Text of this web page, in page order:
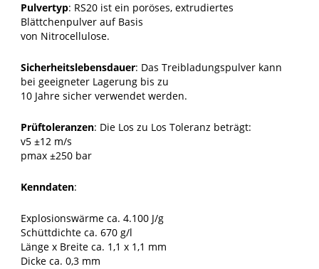
Pulvertyp: RS20 ist ein poröses, extrudiertes
Blättchenpulver auf Basis
von Nitrocellulose.
Sicherheitslebensdauer: Das Treibladungspulver kann
bei geeigneter Lagerung bis zu
10 Jahre sicher verwendet werden.
Prüftoleranzen: Die Los zu Los Toleranz beträgt:
v5 ±12 m/s
pmax ±250 bar
Kenndaten:
Explosionswärme ca. 4.100 J/g
Schüttdichte ca. 670 g/l
Länge x Breite ca. 1,1 x 1,1 mm
Dicke ca. 0,3 mm